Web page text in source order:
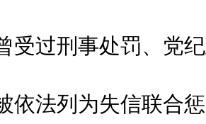
过刑事处罚、党纪
法列为失信联合惩